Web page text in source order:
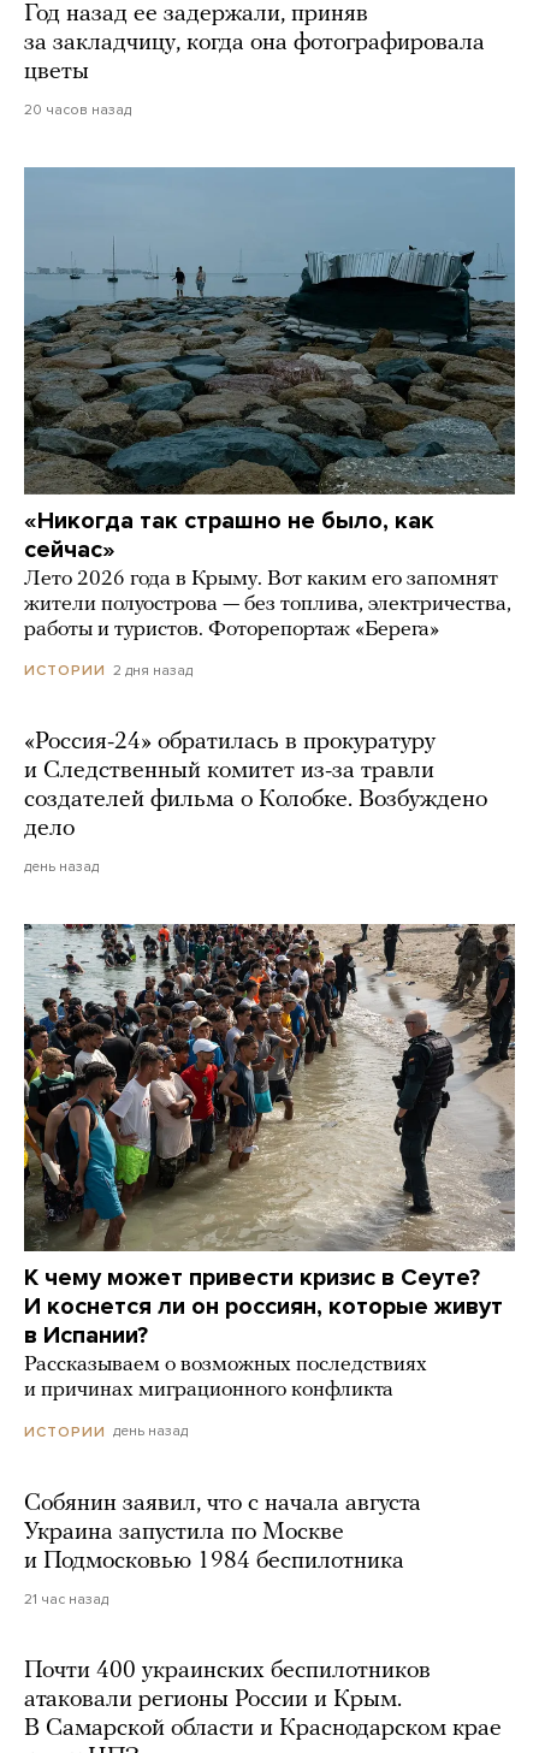
Год назад ее задержали, приняв
за закладчицу, когда она фотографировала
цветы
20 часов назад
«Никогда так страшно не было, как
сейчас»
Лето 2026 года в Крыму. Вот каким его запомнят
жители полуострова — без топлива, электричества,
работы и туристов. Фоторепортаж «Берега»
ИСТОРИИ 2 дня назад
«Россия-24» обратилась в прокуратуру
и Следственный комитет из-за травли
создателей фильма о Колобке. Возбуждено
дело
день назад
К чему может привести кризис в Сеуте?
И коснется ли он россиян, которые живут
в Испании?
Рассказываем о возможных последствиях
и причинах миграционного конфликта
ИСТОРИИ день назад
Собянин заявил, что с начала августа
Украина запустила по Москве
и Подмосковью 1984 беспилотника
21 час назад
Почти 400 украинских беспилотников
атаковали регионы России и Крым.
В Самарской области и Краснодарском крае